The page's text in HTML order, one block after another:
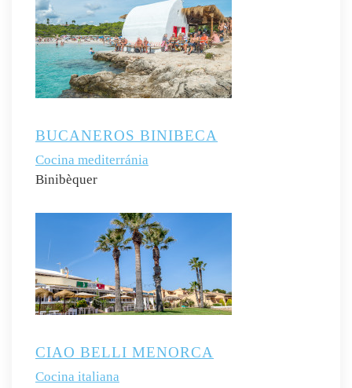
BUCANEROS BINIBECA
Cocina mediterránia
Binibèquer
CIAO BELLI MENORCA
Cocina italiana